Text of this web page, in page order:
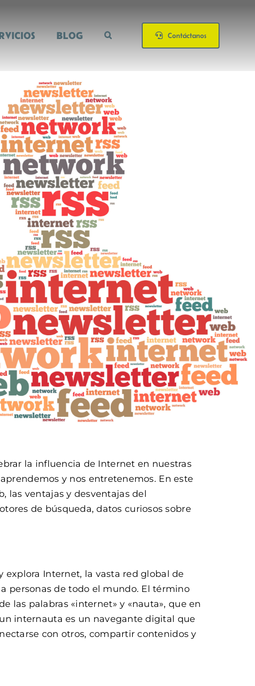
BLOG Contáctanos
la influencia de Internet en nuestras
y nos entretenemos. En este
las ventajas y desventajas del
de búsqueda, datos curiosos sobre
Internet, la vasta red global de
personas de todo el mundo. El término
las palabras «internet» y «nauta», que en
internauta es un navegante digital que
con otros, compartir contenidos y